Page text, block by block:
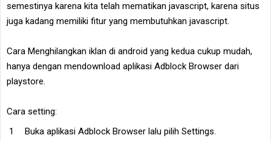
semestinya karena kita telah mematikan javascript, karena situs
juga kadang memiliki fitur yang membutuhkan javascript.
Cara Menghilangkan iklan di android yang kedua cukup mudah,
hanya dengan mendownload aplikasi Adblock Browser dari
playstore.
Cara setting:
Buka aplikasi Adblock Browser lalu pilih Settings.